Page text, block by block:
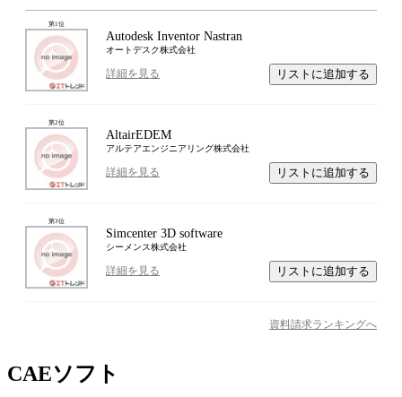
第1位
Autodesk Inventor Nastran
オートデスク株式会社
詳細を見る リストに追加する
第2位
AltairEDEM
アルテアエンジニアリング株式会社
詳細を見る リストに追加する
第3位
Simcenter 3D software
シーメンス株式会社
詳細を見る リストに追加する
資料請求ランキングへ
CAEソフト